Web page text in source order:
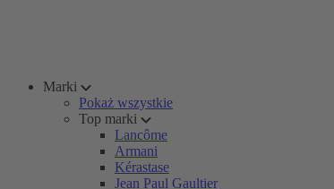
Marki
Pokaż wszystkie
Top marki
Lancôme
Armani
Kérastase
Jean Paul Gaultier